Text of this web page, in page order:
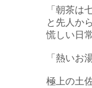
「朝茶は
と先人か
慌しい日
「熱いお
極上の土